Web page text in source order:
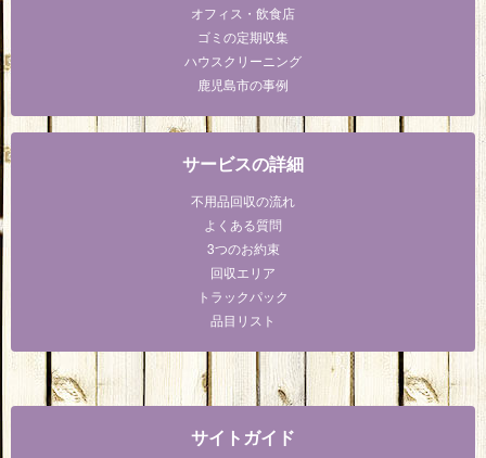
オフィス・飲食店
ゴミの定期収集
ハウスクリーニング
鹿児島市の事例
サービスの詳細
不用品回収の流れ
よくある質問
3つのお約束
回収エリア
トラックパック
品目リスト
サイトガイド